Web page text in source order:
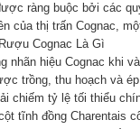
ràng buộc bởi các
của thị trấn Cognac,
hiệu Cognac khi
trồng, thu hoạch và
chiếm tỷ lệ tối thiểu
tĩnh đồng Charentais